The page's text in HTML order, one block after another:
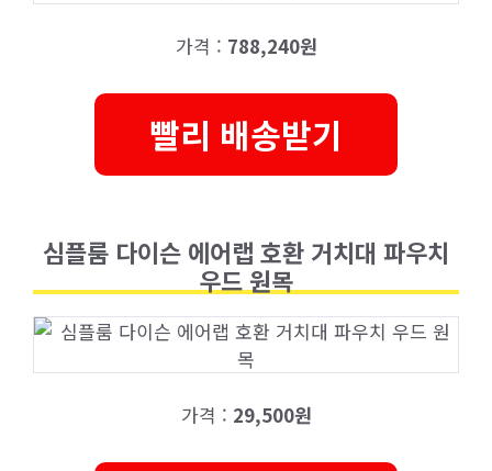
가격 : 788,240원
빨리 배송받기
심플룸 다이슨 에어랩 호환 거치대 파우치
우드 원목
가격 : 29,500원